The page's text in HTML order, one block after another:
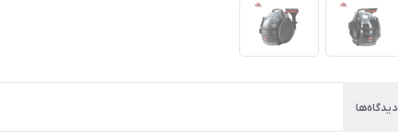
دیدگاه‌ها